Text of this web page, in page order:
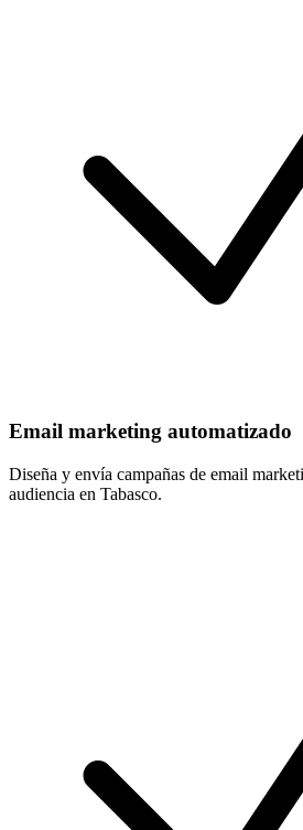
Email marketing automatizado
Diseña y envía campañas de email
audiencia en Tabasco.